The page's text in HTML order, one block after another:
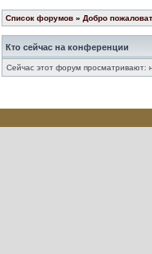
Список форумов » Добро
Кто сейчас на конференции
Сейчас этот форум просматривают: